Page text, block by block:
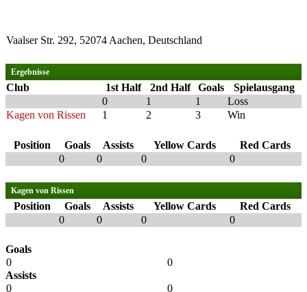
Vaalser Str. 292, 52074 Aachen, Deutschland
Ergebnisse
Club 1st Half 2nd Half Goals
Spielausgang
0
1 1
Loss
Kagen von Rissen
1 2 3 Win
Position Goals Assists Yellow Cards
Red Cards
0
0 0 0
Kagen von Rissen
Position Goals Assists Yellow Cards
Red Cards
0
0 0 0
Goals
0
0
Assists
0
0